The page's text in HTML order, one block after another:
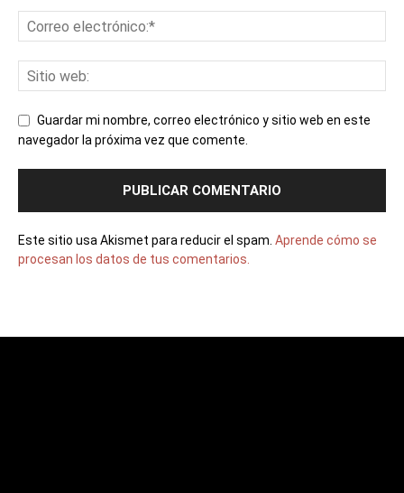
Guardar mi nombre, correo electrónico y sitio web en este
navegador la próxima vez que comente.
Este sitio usa Akismet para reducir el spam. Aprende cómo se
procesan los datos de tus comentarios.